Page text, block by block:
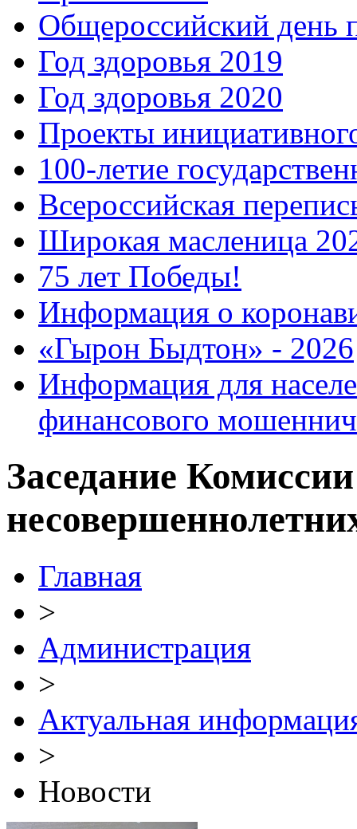
Общероссийский день
Год здоровья 2019
Год здоровья 2020
Проекты
100-летие
Всероссийская
Широкая масленица
75 лет Победы!
Информация о
«Гырон Быдтон» - 2026
Информация для
финансового
Заседание
Главная
>
Администрация
>
Актуальная
>
Новости